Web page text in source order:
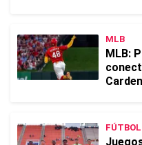
MLB
MLB:
FÚTBOL